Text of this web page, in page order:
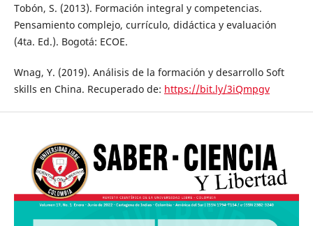
Tobón, S. (2013). Formación integral y competencias.
Pensamiento complejo, currículo, didáctica y evaluación
(4ta. Ed.). Bogotá: ECOE.
Wnag, Y. (2019). Análisis de la formación y desarrollo Soft
skills en China. Recuperado de: https://bit.ly/3iQmpgv